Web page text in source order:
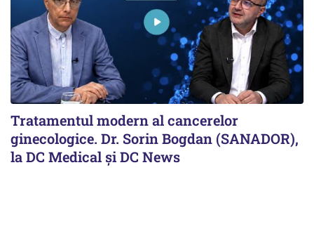
Tratamentul modern al cancerelor
ginecologice. Dr. Sorin Bogdan (SANADOR),
la DC Medical și DC News